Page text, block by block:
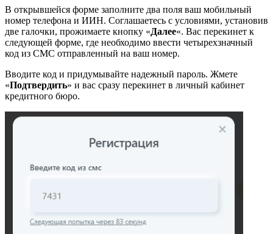
В открывшейся форме заполните два поля ваш мобильный
номер телефона и ИИН. Соглашаетесь с условиями, установив
две галочки, прожимаете кнопку «Далее«. Вас перекинет к
следующей форме, где необходимо ввести четырехзначный
код из СМС отправленный на ваш номер.
Вводите код и придумывайте надежный пароль. Жмете
«Подтвердить» и вас сразу перекинет в личный кабинет
кредитного бюро.